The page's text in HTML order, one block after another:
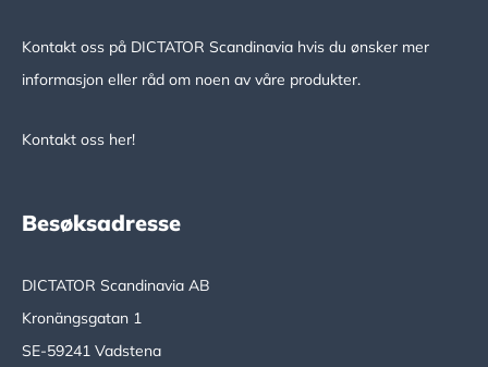
Kontakt oss på DICTATOR Scandinavia hvis du ønsker mer
informasjon eller råd om noen av våre produkter.
Kontakt oss her!
Besøksadresse
DICTATOR Scandinavia AB
Kronängsgatan 1
SE-59241 Vadstena